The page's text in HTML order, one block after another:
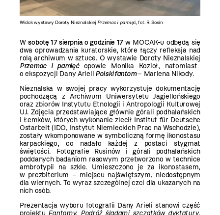
Widok wystawy Doroty Nieznalskiej Przemoc i pamięć, fot. R. Sosin
Wsobotę 17 sierpnia o godzinie 17 w MOCAK-u odbędą się
dwa oprowadzania kuratorskie, które łączy refleksja nad
rolą archiwum w sztuce. O wystawie Doroty Nieznalskiej
Przemoc i pamięć opowie Monika Kozioł, natomiast
o ekspozycji Dany Arieli Polski fantom– Marlena Nikody.
Nieznalska w swojej pracy wykorzystuje dokumentację
pochodzącą z Archiwum Uniwersytetu Jagiellońskiego
oraz zbiorów Instytutu Etnologii i Antropologii Kulturowej
UJ. Zdjęcia przedstawiające głównie górali podhalańskich
i Łemków, których wykonanie zlecił Institut für Deutsche
Ostarbeit (IDO, Instytut Niemieckich Prac na Wschodzie),
zostały wkomponowane w symboliczną formę ikonostasu
karpackiego, co nadało każdej z postaci stygmat
świętości. Fotografie Rusinów i górali podhalańskich
poddanych badaniom rasowym przetworzono w technice
ambrotypii na szkle. Umieszczono je za ikonostasem,
w prezbiterium – miejscu najświętszym, niedostępnym
dla wiernych. To wyraz szczególnej czci dla ukazanych na
nich osób.
Prezentacja wyboru fotografii Dany Arieli stanowi część
projektu Fantomy. Podróż śladami szczątków dyktatury,